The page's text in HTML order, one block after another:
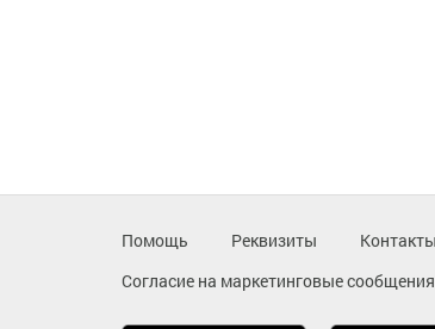
Помощь Реквизиты Контакты
Согласие на маркетинговые сообщения